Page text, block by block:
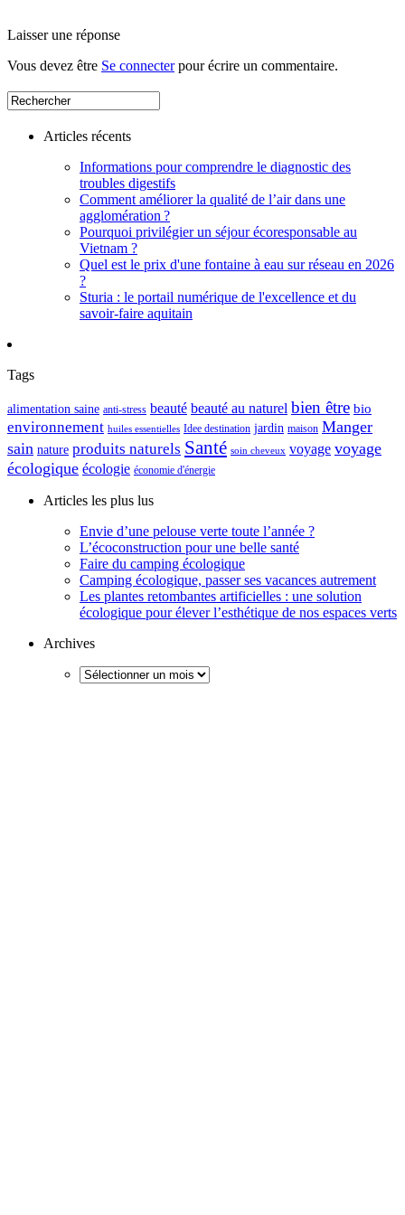
Laisser une réponse
Vous devez être Se connecterpour écrire un commentaire.
Articles récents
Informations pour comprendre le diagnostic des
troubles digestifs
Comment améliorer la qualité de l’air dans une
agglomération ?
Pourquoi privilégier un séjour écoresponsable au
Vietnam ?
Quel est le prix d'une fontaine à eau sur réseau en 2026
?
Sturia : le portail numérique de l'excellence et du
savoir-faire aquitain
Tags
alimentation saine anti-stress beauté beauté au naturel bien être bio
environnement huiles essentielles Idee destination jardin maison Manger
sain nature produits naturels Santé soin cheveux voyage voyage
écologique écologie économie d'énergie
Articles les plus lus
Envie d’une pelouse verte toute l’année ?
L’écoconstruction pour une belle santé
Faire du camping écologique
Camping écologique, passer ses vacances autrement
Les plantes retombantes artificielles : une solution
écologique pour élever l’esthétique de nos espaces verts
Archives